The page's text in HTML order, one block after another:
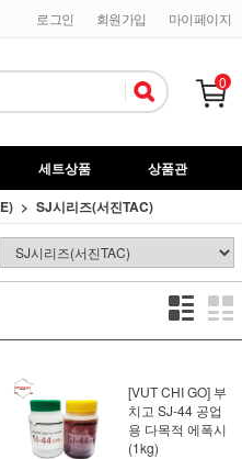
마이페이지
회원가입
로그인
0
세트상품
상품관
SJ시리즈(서진TAC)
[VUT CHI GO] 부
치고 SJ-44 공업
용 다목적 에폭시
(1kg)